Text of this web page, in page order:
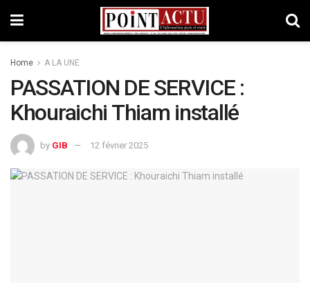
Home A LA UNE
PASSATION DE SERVICE :
Khouraichi Thiam installé
by GIB 12 février 2025